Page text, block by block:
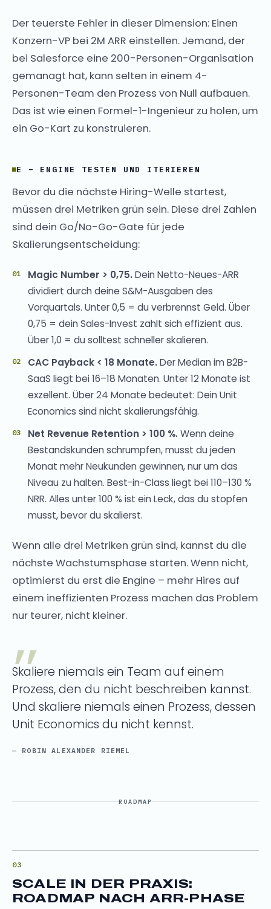
Der teuerste Fehler in dieser Dimension: Einen
Konzern-VP bei 2M ARR einstellen. Jemand, der
bei Salesforce eine 200-Personen-Organisation
gemanagt hat, kann selten in einem 4-
Personen-Team den Prozess von Null aufbauen.
Das ist wie einen Formel-1-Ingenieur zu holen, um
ein Go-Kart zu konstruieren.
E – ENGINE TESTEN UND ITERIEREN
Bevor du die nächste Hiring-Welle startest,
müssen drei Metriken grün sein. Diese drei Zahlen
sind dein Go/No-Go-Gate für jede
Skalierungsentscheidung:
Magic Number > 0,75.Dein Netto-Neues-ARR
dividiert durch deine S&M-Ausgaben des
Vorquartals. Unter 0,5 = du verbrennst Geld. Über
0,75 = dein Sales-Invest zahlt sich effizient aus.
Über 1,0 = du solltest schneller skalieren.
CAC Payback < 18 Monate.Der Median im B2B-
SaaS liegt bei 16–18 Monaten. Unter 12 Monate ist
exzellent. Über 24 Monate bedeutet: Dein Unit
Economics sind nicht skalierungsfähig.
Net Revenue Retention > 100 %.Wenn deine
Bestandskunden schrumpfen, musst du jeden
Monat mehr Neukunden gewinnen, nur um das
Niveau zu halten. Best-in-Class liegt bei 110–130 %
NRR. Alles unter 100 % ist ein Leck, das du stopfen
musst, bevor du skalierst.
Wenn alle drei Metriken grün sind, kannst du die
nächste Wachstumsphase starten. Wenn nicht,
optimierst du erst die Engine – mehr Hires auf
einem ineffizienten Prozess machen das Problem
nur teurer, nicht kleiner.
Skaliere niemals ein Team auf einem
Prozess, den du nicht beschreiben kannst.
Und skaliere niemals einen Prozess, dessen
Unit Economics du nicht kennst.
— ROBIN ALEXANDER RIEMEL
ROADMAP
SCALE IN DER PRAXIS:
ROADMAP NACH ARR-PHASE